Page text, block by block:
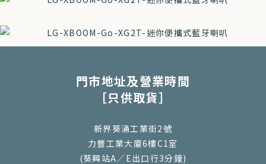
門市地址及營業時間
［只供取貨］
新界葵涌工業街2號
力豐工業大廈6樓C1室
(葵興站A／E出口行3分鐘)